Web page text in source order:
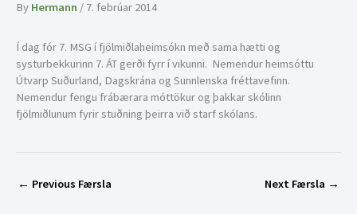
By Hermann / 7. febrúar 2014
Í dag fór 7. MSG í fjölmiðlaheimsókn með sama hætti og
systurbekkurinn 7. ÁT gerði fyrr í vikunni. Nemendur heimsóttu
Útvarp Suðurland, Dagskrána og Sunnlenska fréttavefinn.
Nemendur fengu frábærara móttökur og þakkar skólinn
fjölmiðlunum fyrir stuðning þeirra við starf skólans.
← Previous Færsla Next Færsla →